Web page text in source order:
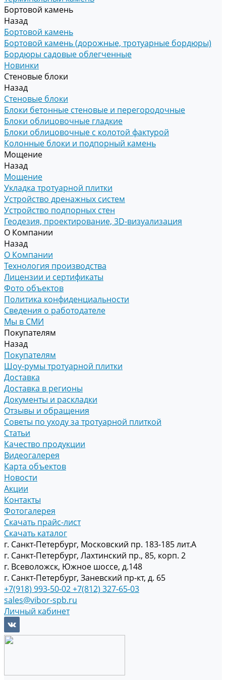
Бортовой камень
Назад
Бортовой камень
Бортовой камень (дорожные, тротуарные бордюры)
Бордюры садовые облегченные
Новинки
Стеновые блоки
Назад
Стеновые блоки
Блоки бетонные стеновые и перегородочные
Блоки облицовочные гладкие
Блоки облицовочные с колотой фактурой
Колонные блоки и подпорный камень
Мощение
Назад
Мощение
Укладка тротуарной плитки
Устройство дренажных систем
Устройство подпорных стен
Геодезия, проектирование, 3D-визуализация
О Компании
Назад
О Компании
Технология производства
Лицензии и сертификаты
Фото объектов
Политика конфиденциальности
Сведения о работодателе
Мы в СМИ
Покупателям
Назад
Покупателям
Шоу-румы тротуарной плитки
Доставка
Доставка в регионы
Документы и раскладки
Отзывы и обращения
Советы по уходу за тротуарной плиткой
Статьи
Качество продукции
Видеогалерея
Карта объектов
Новости
Акции
Контакты
Фотогалерея
Скачать прайс-лист
Скачать каталог
г. Санкт-Петербург, Московский пр. 183-185 лит.А
г. Санкт-Петербург, Лахтинский пр., 85, корп. 2
г. Всеволожск, Южное шоссе, д.148
г. Санкт-Петербург, Заневский пр-кт, д. 65
+7(918) 993-50-02+7(812) 327-65-03
sales@vibor-spb.ru
Личный кабинет